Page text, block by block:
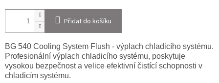
Přidat do košíku
BG 540 Cooling System Flush - výplach chladicího systému.
Profesionální výplach chladicího systému, poskytuje
vysokou bezpečnost a velice efektivní čistící schopnosti v
chladicím systému.